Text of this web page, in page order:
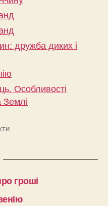
дружба диких і
Особливості
Землі
гроші